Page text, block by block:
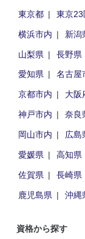
東京都
東京23
横浜市内
新潟
山梨県
長野県
愛知県
名古屋
京都市内
大阪
神戸市内
奈良
岡山市内
広島
愛媛県
高知県
佐賀県
長崎県
鹿児島県
沖縄
資格から探す